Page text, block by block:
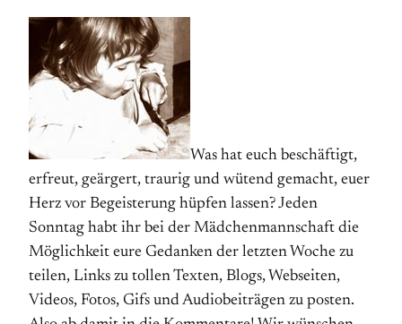
Was hat euch beschäftigt,
erfreut, geärgert, traurig und wütend gemacht, euer
Herz vor Begeisterung hüpfen lassen? Jeden
Sonntag habt ihr bei der Mädchenmannschaft die
Möglichkeit eure Gedanken der letzten Woche zu
teilen, Links zu tollen Texten, Blogs, Webseiten,
Videos, Fotos, Gifs und Audiobeiträgen zu posten.